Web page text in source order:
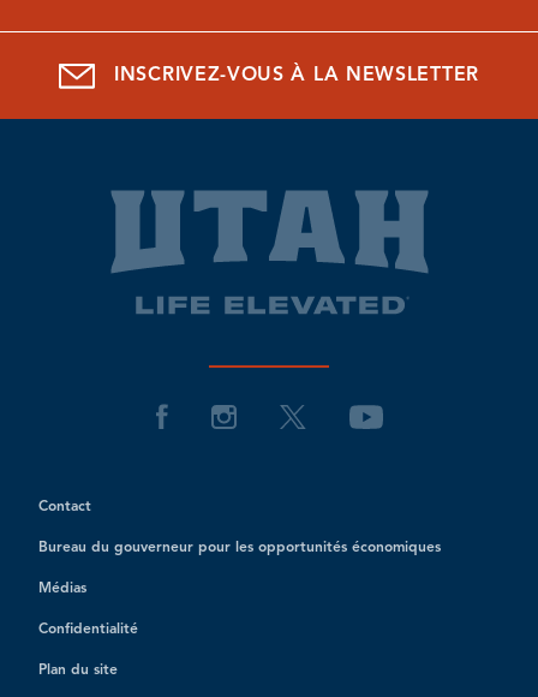
INSCRIVEZ-VOUS À LA NEWSLETTER
Contact
Bureau du gouverneur pour les opportunités économiques
Médias
Confidentialité
Plan du site